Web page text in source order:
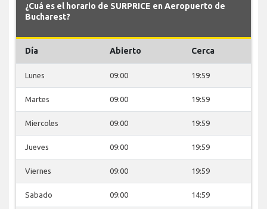
¿Cuá es el horario de SURPRICE en Aeropuerto de
Bucharest?
Día Abierto Cerca
Lunes 09:00 19:59
Martes 09:00 19:59
Miercoles 09:00 19:59
Jueves 09:00 19:59
Viernes 09:00 19:59
Sabado 09:00 14:59